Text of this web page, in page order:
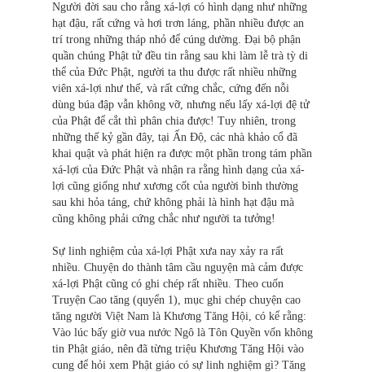
Người đời sau cho rằng xá-lợi có hình dạng như những
hạt đậu, rất cứng và hơi trơn láng, phần nhiều được an
trí trong những tháp nhỏ để cúng dường. Đại bộ phận
quần chúng Phật tử đều tin rằng sau khi làm lễ trà tỳ di
thể của Đức Phật, người ta thu được rất nhiều những
viên xá-lợi như thế, và rất cứng chắc, cứng đến nỗi
dùng búa đập vẫn không vỡ, nhưng nếu lấy xá-lợi đệ tử
của Phật để cắt thì phân chia được! Tuy nhiên, trong
những thế kỷ gần đây, tại Ấn Độ, các nhà khảo cổ đã
khai quật và phát hiện ra được một phần trong tám phần
xá-lợi của Đức Phật và nhận ra rằng hình dạng của xá-
lợi cũng giống như xương cốt của người bình thường
sau khi hỏa táng, chứ không phải là hình hạt đậu mà
cũng không phải cứng chắc như người ta tưởng!
Sự linh nghiệm của xá-lợi Phật xưa nay xảy ra rất
nhiều. Chuyện do thành tâm cầu nguyện mà cảm được
xá-lợi Phật cũng có ghi chép rất nhiều. Theo cuốn
Truyện Cao tăng (quyển 1), mục ghi chép chuyện cao
tăng người Việt Nam là Khương Tăng Hội, có kể rằng:
Vào lúc bấy giờ vua nước Ngô là Tôn Quyền vốn không
tin Phật giáo, nên đã từng triệu Khương Tăng Hội vào
cung để hỏi xem Phật giáo có sự linh nghiệm gì? Tăng